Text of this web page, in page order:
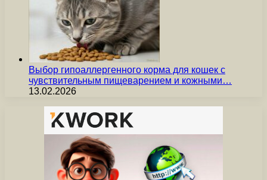
Выбор гипоаллергенного корма для кошек с
чувствительным пищеварением и кожными…
13.02.2026